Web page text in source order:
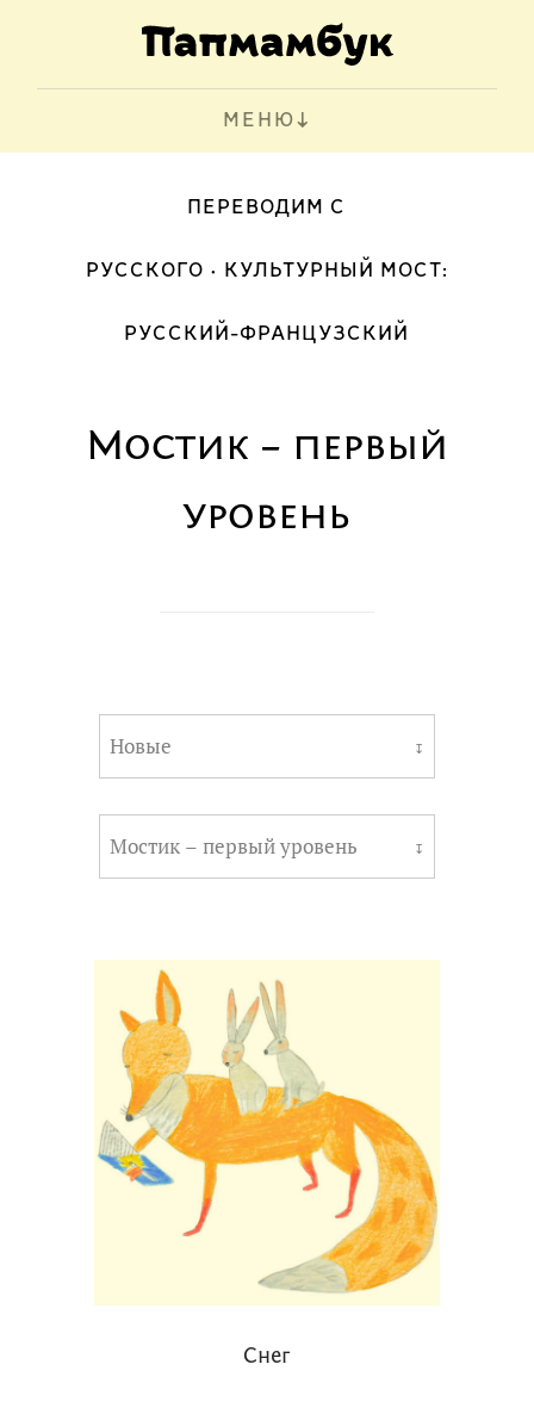
МЕНЮ
ПЕРЕВОДИМ С
РУССКОГО КУЛЬТУРНЫЙ МОСТ:
РУССКИЙ-ФРАНЦУЗСКИЙ
Мостик – первый
уровень
Новые ↧
Мостик – первый уровень ↧
Снег